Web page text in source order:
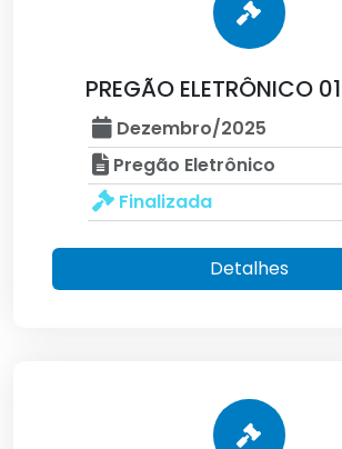
PREGÃO ELETRÔNICO
Dezembro/2025
Pregão Eletrônico
Finalizada
Detalhes